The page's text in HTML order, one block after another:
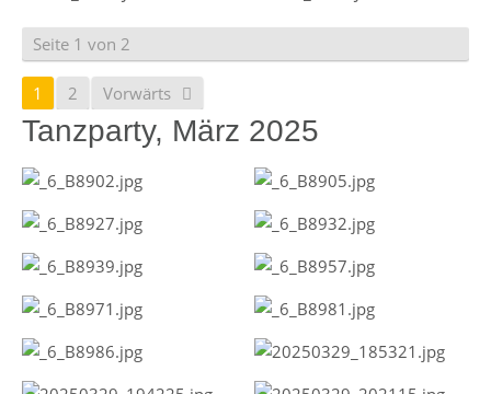
Seite 1 von 2
1 2 Vorwärts
Tanzparty, März 2025